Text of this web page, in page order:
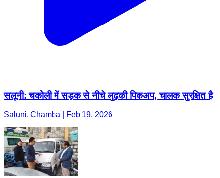
सलूनी: चकोली में सड़क से नीचे लुढ़की पिकअप, चालक सुरक्षित है
Saluni, Chamba | Feb 19, 2026